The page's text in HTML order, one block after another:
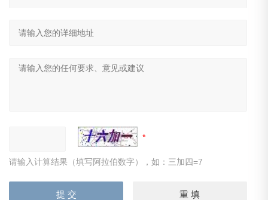
请输入计算结果（填写阿拉伯数字），如：三加四=7